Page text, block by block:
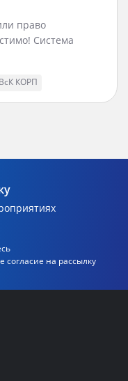
право
Система
КОРП
на рассылку